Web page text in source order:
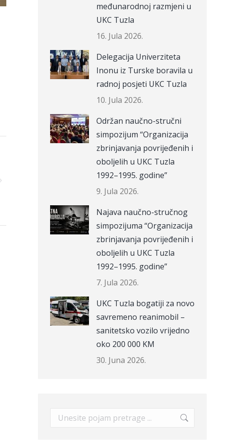
međunarodnoj razmjeni u
UKC Tuzla
16. Jula 2026.
Delegacija Univerziteta
Inonu iz Turske boravila u
radnoj posjeti UKC Tuzla
10. Jula 2026.
Održan naučno-stručni
simpozijum “Organizacija
zbrinjavanja povrijeđenih i
oboljelih u UKC Tuzla
1992–1995. godine”
9. Jula 2026.
Najava naučno-stručnog
simpozijuma “Organizacija
zbrinjavanja povrijeđenih i
oboljelih u UKC Tuzla
1992–1995. godine”
7. Jula 2026.
UKC Tuzla bogatiji za novo
savremeno reanimobil –
sanitetsko vozilo vrijedno
oko 200 000 KM
30. Juna 2026.
Search: